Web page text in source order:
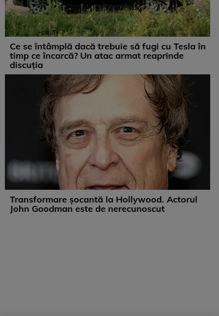
Ce se întâmplă dacă trebuie să fugi cu Tesla în
timp ce încarcă? Un atac armat reaprinde
discuția
Transformare șocantă la Hollywood. Actorul
John Goodman este de nerecunoscut